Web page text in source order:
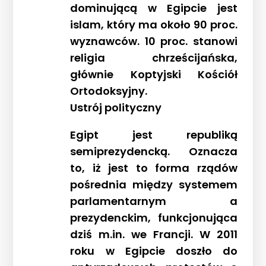
dominującą w Egipcie jest
islam, który ma około 90 proc.
wyznawców. 10 proc. stanowi
religia chrześcijańska,
głównie Koptyjski Kościół
Ortodoksyjny.
Ustrój polityczny
Egipt jest republiką
semiprezydencką. Oznacza
to, iż jest to forma rządów
pośrednia między systemem
parlamentarnym a
prezydenckim, funkcjonująca
dziś m.in. we Francji. W 2011
roku w Egipcie doszło do